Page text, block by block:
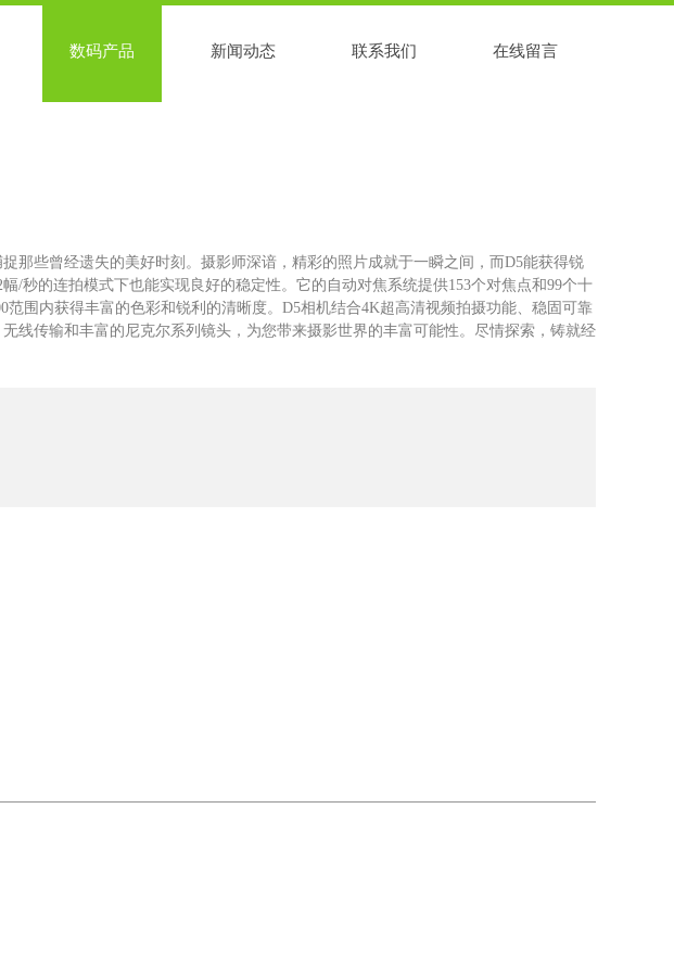
数码产品 新闻动态 联系我们 在线留言
那些曾经遗失的美好时刻。摄影师深谙，精彩的照片成就于一瞬之间，而D5能获得锐
/秒的连拍模式下也能实现良好的稳定性。它的自动对焦系统提供153个对焦点和99个十
范围内获得丰富的色彩和锐利的清晰度。D5相机结合4K超高清视频拍摄功能、稳固可靠
线传输和丰富的尼克尔系列镜头，为您带来摄影世界的丰富可能性。尽情探索，铸就经